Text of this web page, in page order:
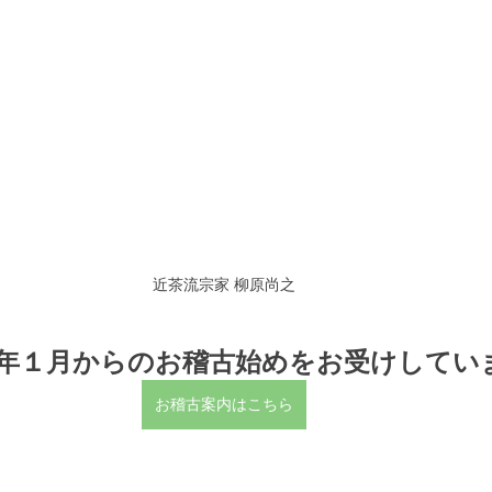
近茶流宗家 柳原尚之
１月からのお稽古始めをお受けしてい
お稽古案内はこちら